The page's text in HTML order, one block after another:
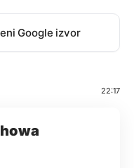
Google izvor
22:17